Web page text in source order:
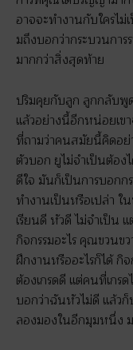
อาจจะทำงานกับใครไม่
มถึงบอกว่ากระบวนกา
มากกว่าสิ่งสุดท้าย
ปริมคุยกับลูก ลูกกลับพู
แล้วอย่างนี้อีกหน่อยเข
ที่ถามว่าคนสมัยนี้คิดอย่
ตัวบอก ยูไม่จำเป็นต้อง
ดีใจ มันก็เป็นการบอก
ทำงานเป็นหรือเปล่า ใ
เรียนดี หัวดี ไม่จำเป็น
กิจกรรมอะไร คุณขวนข
ฝึกงานหรืออะไรก็ได้ กิ
ต้องเกรดดี แต่คนที่เกร
บอกว่าฉันหัวไม่ดี แล้ว
ลองมองในอีกมุมหนึ่ง